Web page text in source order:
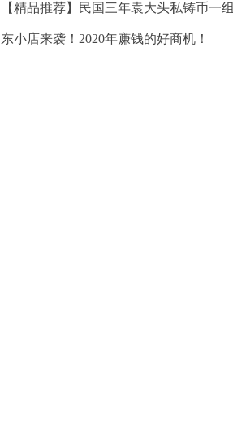
【精品推荐】民国三年袁大头私铸币一组
东小店来袭！2020年赚钱的好商机！